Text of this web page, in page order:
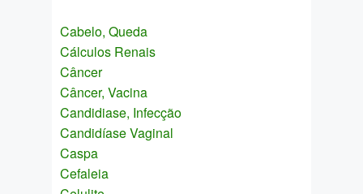
Cabelo, Queda
Cálculos Renais
Câncer
Câncer, Vacina
Candidiase, Infecção
Candidíase Vaginal
Caspa
Cefaleia